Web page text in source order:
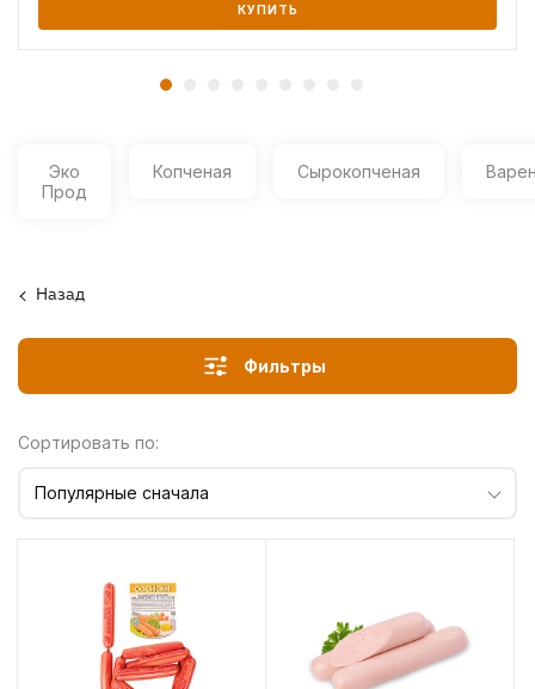
КУПИТЬ
Эко
Прод
Копченая Сырокопченая
Назад
Фильтры
Сортировать по:
Популярные сначала